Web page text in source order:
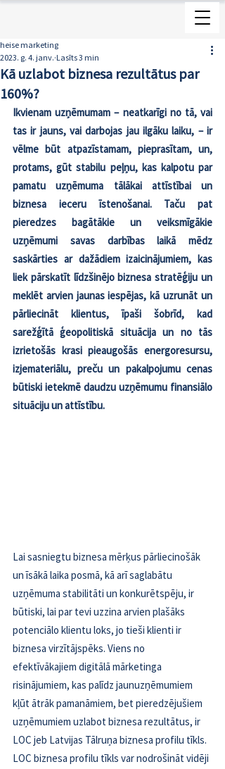
Kā uzlabot biznesa rezultātus par
160%?
heise marketing
2023. g. 4. janv. Lasīts 3 min
Ikvienam uzņēmumam – neatkarīgi no tā, vai
tas ir jauns, vai darbojas jau ilgāku laiku, – ir
vēlme būt atpazīstamam, pieprasītam, un,
protams, gūt stabilu peļņu, kas kalpotu par
pamatu uzņēmuma tālākai attīstībai un
biznesa ieceru īstenošanai. Taču pat
pieredzes bagātākie un veiksmīgākie
uzņēmumi savas darbības laikā mēdz
saskārties ar dažādiem izaicinājumiem, kas
liek pārskatīt līdzšinējo biznesa stratēģiju un
meklēt arvien jaunas iespējas, kā uzrunāt un
pārliecināt klientus, īpaši šobrīd, kad
sarežģītā ģeopolitiskā situācija un no tās
izrietošās krasi pieaugošās energoresursu,
izjemateriālu, preču un pakalpojumu cenas
būtiski ietekmē daudzu uzņēmumu finansiālo
situāciju un attīstību.
Lai sasniegtu biznesa mērķus pārliecinošāk
un īsākā laika posmā, kā arī saglabātu
uzņēmuma stabilitāti un konkurētspēju, ir
būtiski, lai par tevi uzzina arvien plašāks
potenciālo klientu loks, jo tieši klienti ir
biznesa virzītājspēks. Viens no
efektīvākajiem digitālā mārketinga
risinājumiem, kas palīdz jaunuzņēmumiem
kļūt ātrāk pamanāmiem, bet pieredzējušiem
uzņēmumiem uzlabot biznesa rezultātus, ir
LOC jeb Latvijas Tālruņa biznesa profilu tīkls.
LOC biznesa profilu tīkls var nodrošināt vidēji